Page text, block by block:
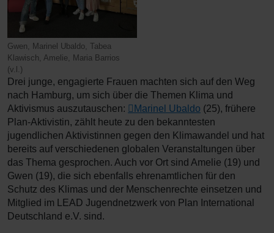
Gwen, Marinel Ubaldo, Tabea
Klawisch, Amelie, Maria Barrios
(v.l.)
Drei junge, engagierte Frauen machten sich auf den Weg
nach Hamburg, um sich über die Themen Klima und
Aktivismus auszutauschen:
Marinel Ubaldo (25), frühere
Plan-Aktivistin, zählt heute zu den bekanntesten
jugendlichen Aktivistinnen gegen den Klimawandel und hat
bereits auf verschiedenen globalen Veranstaltungen über
das Thema gesprochen. Auch vor Ort sind Amelie (19) und
Gwen (19), die sich ebenfalls ehrenamtlichen für den
Schutz des Klimas und der Menschenrechte einsetzen und
Mitglied im LEAD Jugendnetzwerk von Plan International
Deutschland e.V. sind.